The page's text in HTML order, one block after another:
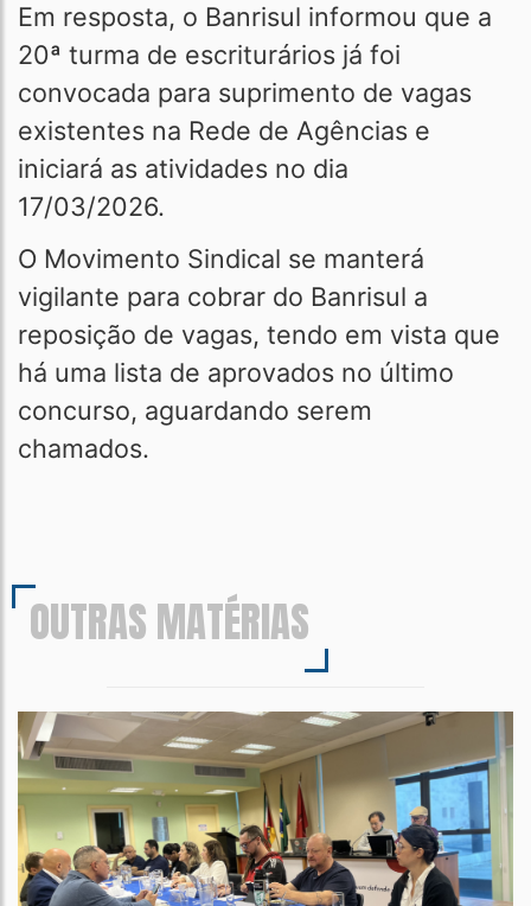
Em resposta, o Banrisul informou que a
20ª turma de escriturários já foi
convocada para suprimento de vagas
existentes na Rede de Agências e
iniciará as atividades no dia
17/03/2026.
O Movimento Sindical se manterá
vigilante para cobrar do Banrisul a
reposição de vagas, tendo em vista que
há uma lista de aprovados no último
concurso, aguardando serem
chamados.
OUTRAS MATÉRIAS